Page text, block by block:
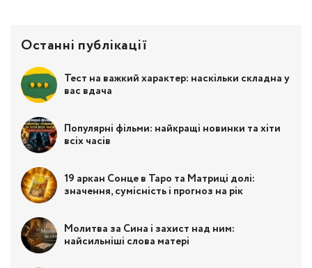
Останні публікації
Тест на важкий характер: наскільки складна у
вас вдача
Популярні фільми: найкращі новинки та хіти
всіх часів
19 аркан Сонце в Таро та Матриці долі:
значення, сумісність і прогноз на рік
Молитва за Сина і захист над ним:
найсильніші слова матері